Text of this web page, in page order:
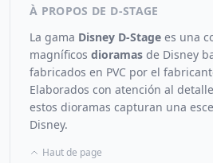
À PROPOS DE D-STAGE
La gama Disney D-Stage es una
magníficos dioramas de Disney
fabricados en PVC por el
Elaborados con atención al
estos dioramas capturan una
Disney.
Haut de page